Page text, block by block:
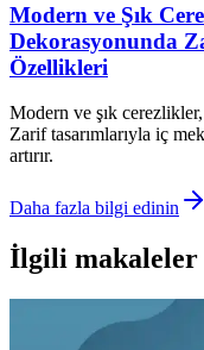
Modern ve Şık
Dekorasyonunda
Özellikleri
Modern ve şık
Zarif tasarımlarıyla iç
artırır.
Daha fazla bilgi edinin
İlgili makaleler